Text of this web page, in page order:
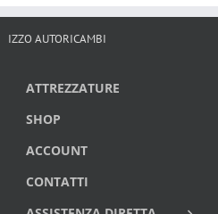
IZZO AUTORICAMBI
ATTREZZATURE
SHOP
ACCOUNT
CONTATTI